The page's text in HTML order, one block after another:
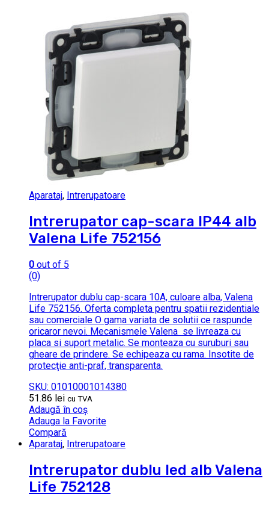
Aparataj, Intrerupatoare
Intrerupator cap-scara IP44 alb
Valena Life 752156
0 out of 5
(0)
Intrerupator dublu cap-scara 10A, culoare alba, Valena
Life 752156. Oferta completa pentru spatii rezidentiale
sau comerciale O gama variata de solutii ce raspunde
oricaror nevoi. Mecanismele Valena se livreaza cu
placa si suport metalic. Se monteaza cu suruburi sau
gheare de prindere. Se echipeaza cu rama. Insotite de
protecţie anti-praf, transparenta.
SKU: 01010001014380
51.86 lei cu TVA
Adaugă în coș
Adauga la Favorite
Compară
Aparataj, Intrerupatoare
Intrerupator dublu led alb Valena
Life 752128